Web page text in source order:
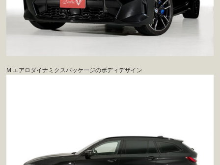
M エアロダイナミクスパッケージのボディデザイン